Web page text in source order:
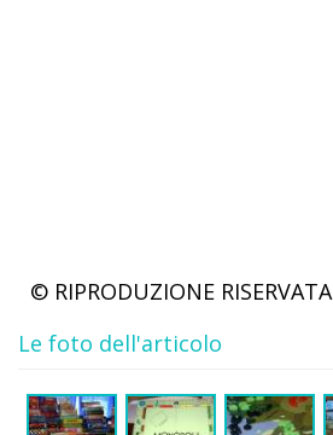
© RIPRODUZIONE RISERVATA
Le foto dell'articolo